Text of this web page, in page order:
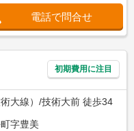
電話で問合せ
初期費用に注目
大線）/技術大前 徒歩34
字豊美